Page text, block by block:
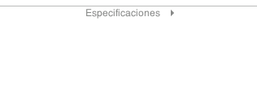
Especificaciones